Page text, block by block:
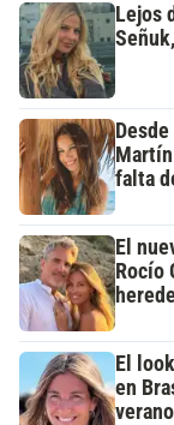
Lejos
falta
El
Rocío
El
en
verano